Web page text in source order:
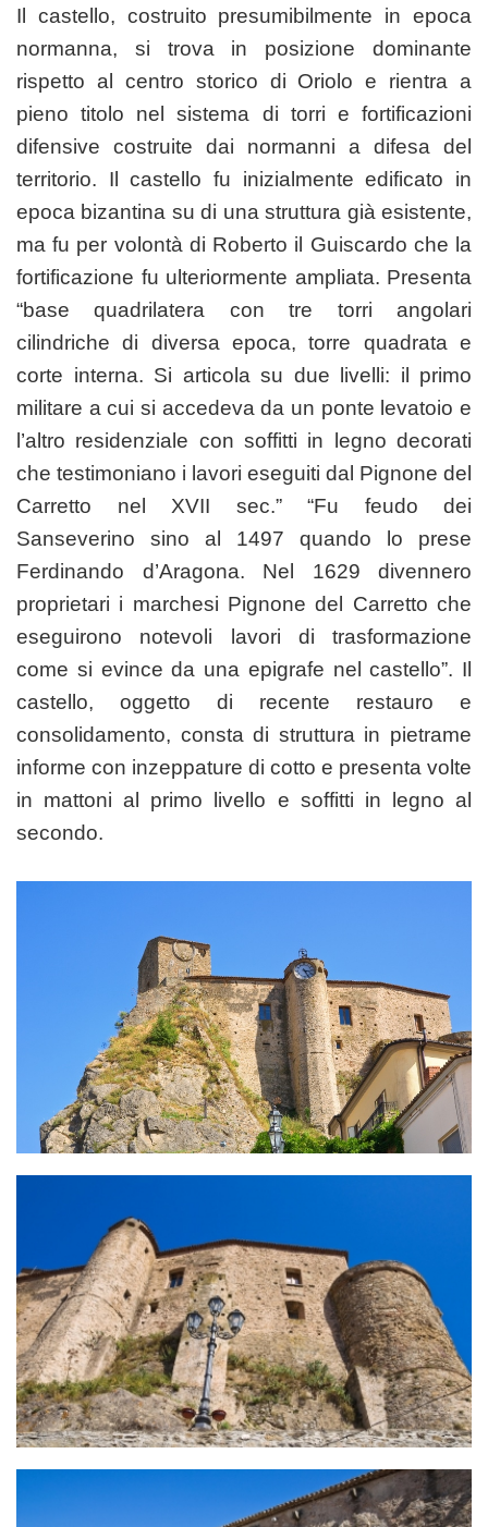
Il castello, costruito presumibilmente in epoca
normanna, si trova in posizione dominante
rispetto al centro storico di Oriolo e rientra a
pieno titolo nel sistema di torri e fortificazioni
difensive costruite dai normanni a difesa del
territorio. Il castello fu inizialmente edificato in
epoca bizantina su di una struttura già esistente,
ma fu per volontà di Roberto il Guiscardo che la
fortificazione fu ulteriormente ampliata. Presenta
“base quadrilatera con tre torri angolari
cilindriche di diversa epoca, torre quadrata e
corte interna. Si articola su due livelli: il primo
militare a cui si accedeva da un ponte levatoio e
l’altro residenziale con soffitti in legno decorati
che testimoniano i lavori eseguiti dal Pignone del
Carretto nel XVII sec.” “Fu feudo dei
Sanseverino sino al 1497 quando lo prese
Ferdinando d’Aragona. Nel 1629 divennero
proprietari i marchesi Pignone del Carretto che
eseguirono notevoli lavori di trasformazione
come si evince da una epigrafe nel castello”. Il
castello, oggetto di recente restauro e
consolidamento, consta di struttura in pietrame
informe con inzeppature di cotto e presenta volte
in mattoni al primo livello e soffitti in legno al
secondo.